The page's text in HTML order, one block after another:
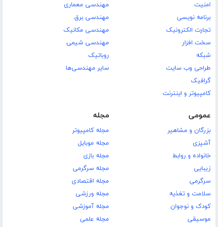
امنیت
برنامه نویسی
تجارت الکترونیک
سخت افزار
شبکه
طراحی وب سایت
گرافیک
کامپیوتر و اینترنت
مهندسی معماری
مهندسی برق
مهندسی مکانیک
مهندسی شیمی
روباتیک
سایر مهندسی‌ها
عمومی
بزرگان و مشاهیر
آشپزی
خانواده و روابط
زیبایی
سرگرمی
سلامت و تغذیه
کودک و نوجوان
موسیقی
مجله
مجله کامپیوتر
مجله موبایل
مجله بازی
مجله سرگرمی
مجله اقتصادی
مجله ورزشی
مجله آموزشی
مجله علمی